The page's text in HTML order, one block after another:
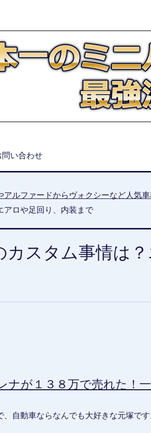
問い合わせ
アルファードからヴォクシーなど人気
アロや足回り、内装まで
スタム事情は
が１３８万で売れた！
自動車ならなんでも大好きな元塚です